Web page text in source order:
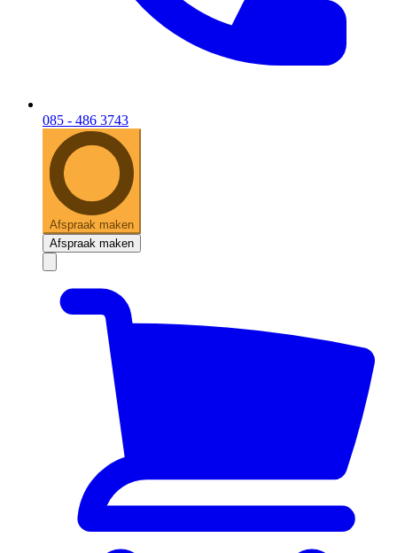
085 - 486 3743
Afspraak maken
Afspraak maken